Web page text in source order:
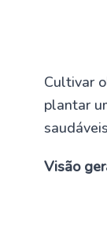
Cultivar
plantar
Visão